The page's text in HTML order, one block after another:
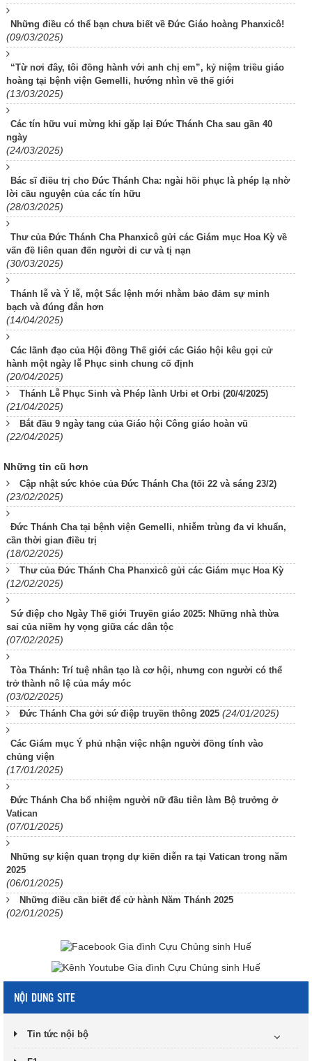
Những điều có thể bạn chưa biết về Đức Giáo hoàng Phanxicô!
(09/03/2025)
“Từ nơi đây, tôi đồng hành với anh chị em”, kỷ niệm triều giáo
hoàng tại bệnh viện Gemelli, hướng nhìn về thế giới
(13/03/2025)
Các tín hữu vui mừng khi gặp lại Đức Thánh Cha sau gần 40
ngày
(24/03/2025)
Bác sĩ điều trị cho Đức Thánh Cha: ngài hồi phục là phép lạ nhờ
lời cầu nguyện của các tín hữu
(28/03/2025)
Thư của Đức Thánh Cha Phanxicô gửi các Giám mục Hoa Kỳ về
vấn đề liên quan đến người di cư và tị nạn
(30/03/2025)
Thánh lễ và Ý lễ, một Sắc lệnh mới nhằm bảo đảm sự minh
bạch và đúng đắn hơn
(14/04/2025)
Các lãnh đạo của Hội đồng Thế giới các Giáo hội kêu gọi cử
hành một ngày lễ Phục sinh chung cố định
(20/04/2025)
Thánh Lễ Phục Sinh và Phép lành Urbi et Orbi (20/4/2025)
(21/04/2025)
Bắt đầu 9 ngày tang của Giáo hội Công giáo hoàn vũ
(22/04/2025)
Những tin cũ hơn
Cập nhật sức khỏe của Đức Thánh Cha (tối 22 và sáng 23/2)
(23/02/2025)
Đức Thánh Cha tại bệnh viện Gemelli, nhiễm trùng đa vi khuẩn,
cần thời gian điều trị
(18/02/2025)
Thư của Đức Thánh Cha Phanxicô gửi các Giám mục Hoa Kỳ
(12/02/2025)
Sứ điệp cho Ngày Thế giới Truyền giáo 2025: Những nhà thừa
sai của niềm hy vọng giữa các dân tộc
(07/02/2025)
Tòa Thánh: Trí tuệ nhân tạo là cơ hội, nhưng con người có thể
trở thành nô lệ của máy móc
(03/02/2025)
Đức Thánh Cha gởi sứ điệp truyền thông 2025 (24/01/2025)
Các Giám mục Ý phủ nhận việc nhận người đồng tính vào
chủng viện
(17/01/2025)
Đức Thánh Cha bổ nhiệm người nữ đầu tiên làm Bộ trưởng ở
Vatican
(07/01/2025)
Những sự kiện quan trọng dự kiến diễn ra tại Vatican trong năm
2025
(06/01/2025)
Những điều cần biết để cử hành Năm Thánh 2025
(02/01/2025)
NỘI DUNG SITE
Tin tức nội bộ